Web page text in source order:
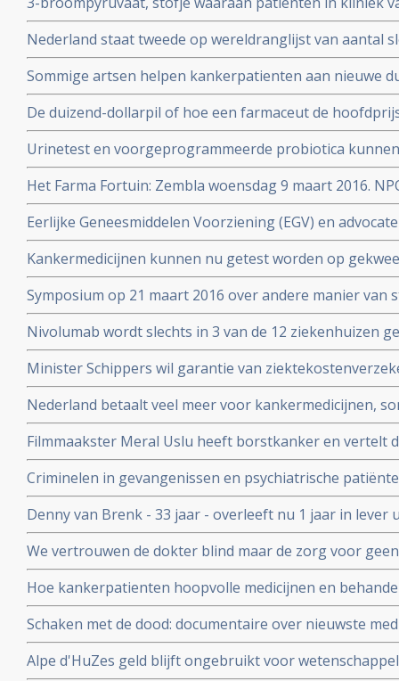
soms ook genezende behandeling voor uitgezaaide
Nederland staat tweede op wereldranglijst van aantal
Alcohol, roken, reflux - maagzuur en obesitas zijn
slokdarmkanker
Sommige artsen helpen kankerpatienten aan nieuwe
met een farmaceutisch bedrijf
De duizend-dollarpil of hoe een farmaceut de
genezend medicijn voor hepatitis-C
Urinetest en voorgeprogrammeerde probiotica
stadium opsporen volgens prof. dr. Sangeeta Bhatia
Het Farma Fortuin: Zembla woensdag 9 maart 2016.
medicijnen zo duur zijn en wie er allemaal aan
Eerlijke Geneesmiddelen Voorziening (EGV) en
zeer dubieuze rol door belangenverstrengeling in
dure medicijnen
Kankermedicijnen kunnen nu getest worden op
welke het beste aanslaat. Zie Hans Clevers met mooie
Symposium op 21 maart 2016 over andere manier van
patienten voor voeding en ziektes: Beyond RCT’s:
strategies in food and health
Nivolumab wordt slechts in 3 van de 12 ziekenhuizen
longkankerpatienten terwijl ze verplicht zijn dit wel te
Minister Schippers wil garantie van
dure medicijnen bij kanker.
Nederland betaalt veel meer voor kankermedicijnen,
andere landen blijkt uit vergelijkend onderzoek tussen
Filmmaakster Meral Uslu heeft borstkanker en vertelt
Kanker die wordt uitgezonden op maandag 30
Criminelen in gevangenissen en psychiatrische
voedingssupplementen binnen onderzoeksverband
te beïnvloeden.
Denny van Brenk - 33 jaar - overleeft nu 1 jaar in lever
door chemo pomp in New York, maar hij heeft alles
We vertrouwen de dokter blind maar de zorg voor
Correspondent ging uit op onderzoek maar ook hij
Hoe kankerpatienten hoopvolle medicijnen en
waardoor zelfs oncologen in opstand komen.
Schaken met de dood: documentaire over nieuwste
personalised medicine in het AvL - Anthonie van
Alpe d'HuZes geld blijft ongebruikt voor